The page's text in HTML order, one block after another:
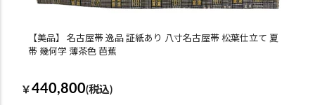
【美品】 名古屋帯 逸品 証紙あり 八寸名古屋帯 松葉仕立て 夏
帯 幾何学 薄茶色 芭蕉
￥ 440,800(税込)